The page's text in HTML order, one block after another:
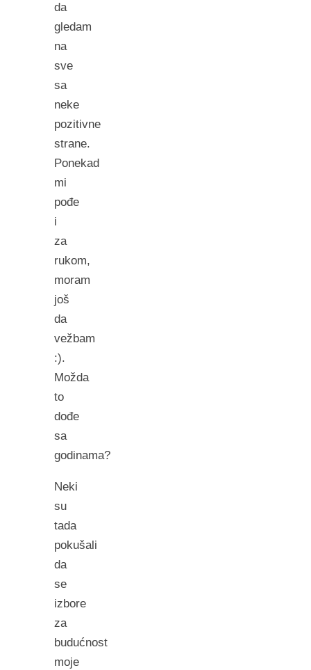
da
gledam
na
sve
sa
neke
pozitivne
strane.
Ponekad
mi
pođe
i
za
rukom,
moram
još
da
vežbam
:).
Možda
to
dođe
sa
godinama?
Neki
su
tada
pokušali
da
se
izbore
za
budućnost
moje